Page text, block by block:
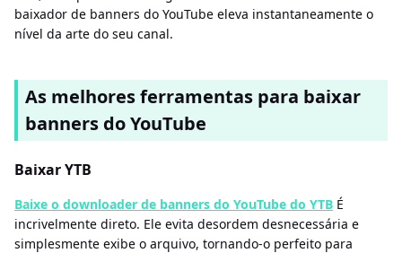
baixador de banners do YouTube eleva instantaneamente o
nível da arte do seu canal.
As melhores ferramentas para baixar
banners do YouTube
Baixar YTB
Baixe o downloader de banners do YouTube do YTB É
incrivelmente direto. Ele evita desordem desnecessária e
simplesmente exibe o arquivo, tornando-o perfeito para